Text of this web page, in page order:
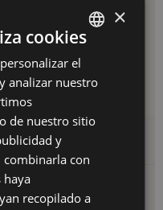
una pieza exclusiva
en protagonista de la
puede variar un poco
haciéndolo una pieza
SPANISH
ES
PT
×
cookies
el
analizar nuestro
de nuestro sitio
y
combinarla con
haya
recopilado a